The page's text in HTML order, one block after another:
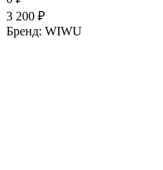
3 200 ₽
Бренд: WIWU